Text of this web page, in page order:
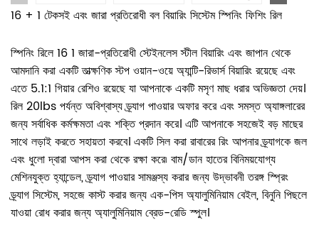
16 + 1 টেকসই এবং জারা প্রতিরোধী বল বিয়ারিং সিস্টেম স্পিনিং ফিশিং রিল
স্পিনিং রিলে 16 1 জারা-প্রতিরোধী স্টেইনলেস স্টীল বিয়ারিং এবং জাপান থেকে
আমদানি করা একটি তাত্ক্ষণিক স্টপ ওয়ান-ওয়ে অ্যান্টি-রিভার্স বিয়ারিং রয়েছে এবং
এতে 5.1:1 গিয়ার রেশিও রয়েছে যা আপনাকে একটি মসৃণ মাছ ধরার অভিজ্ঞতা দেয়।
রিল 20lbs পর্যন্ত অবিশ্বাস্য ড্র্যাগ পাওয়ার অফার করে এবং সমস্ত অ্যাঙ্গলারের
জন্য সর্বাধিক কর্মক্ষমতা এবং শক্তি প্রদান করে। এটি আপনাকে সহজেই বড় মাছের
সাথে লড়াই করতে সহায়তা করবে। একটি সিল করা রাবারের রিং আপনার ড্র্যাগকে জল
এবং ধুলো দ্বারা আপস করা থেকে রক্ষা করে৷ বাম/ডান হাতের বিনিময়যোগ্য
মেশিনযুক্ত হ্যান্ডেল, ড্র্যাগ পাওয়ার সামঞ্জস্য করার জন্য উদ্ভাবনী তরঙ্গ স্প্রিং
ড্র্যাগ সিস্টেম, সহজে কাস্ট করার জন্য এক-পিস অ্যালুমিনিয়াম বেইল, বিনুনি পিছলে
যাওয়া রোধ করার জন্য অ্যালুমিনিয়াম ব্রেড-রেডি স্পুল।